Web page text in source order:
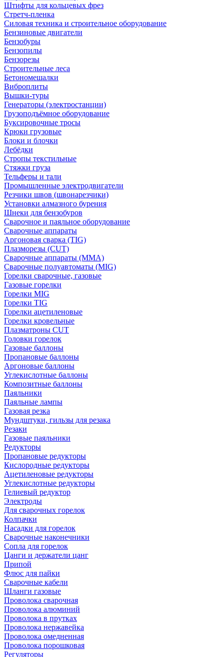
Штифты для кольцевых фрез
Стретч-пленка
Силовая техника и строительное оборудование
Бензиновые двигатели
Бензобуры
Бензопилы
Бензорезы
Строительные леса
Бетономешалки
Виброплиты
Вышки-туры
Генераторы (электростанции)
Грузоподъёмное оборудование
Буксировочные тросы
Крюки грузовые
Блоки и блочки
Лебёдки
Стропы текстильные
Стяжки груза
Тельферы и тали
Промышленные электродвигатели
Резчики швов (швонарезчики)
Установки алмазного бурения
Шнеки для бензобуров
Сварочное и паяльное оборудование
Сварочные аппараты
Аргоновая сварка (TIG)
Плазморезы (CUT)
Сварочные аппараты (MMA)
Сварочные полуавтоматы (MIG)
Горелки сварочные, газовые
Газовые горелки
Горелки MIG
Горелки TIG
Горелки ацетиленовые
Горелки кровельные
Плазматроны CUT
Головки горелок
Газовые баллоны
Пропановые баллоны
Аргоновые баллоны
Углекислотные баллоны
Композитные баллоны
Паяльники
Паяльные лампы
Газовая резка
Мундштуки, гильзы для резака
Резаки
Газовые паяльники
Редукторы
Пропановые редукторы
Кислородные редукторы
Ацетиленовые редукторы
Углекислотные редукторы
Гелиевый редуктор
Электроды
Для сварочных горелок
Колпачки
Насадки для горелок
Сварочные наконечники
Сопла для горелок
Цанги и держатели цанг
Припой
Флюс для пайки
Сварочные кабели
Шланги газовые
Проволока сварочная
Проволока алюминий
Проволока в прутках
Проволока нержавейка
Проволока омедненная
Проволока порошковая
Регуляторы